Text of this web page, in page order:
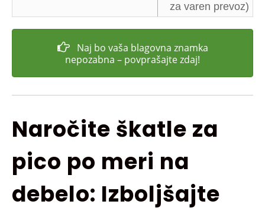
za varen prevoz)
Naj bo vaša blagovna znamka
nepozabna – povprašajte zdaj!
Naročite škatle za
pico po meri na
debelo: Izboljšajte